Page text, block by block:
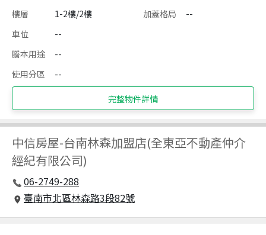
樓層
1-2樓/2樓 加蓋格局
--
車位
--
謄本用途
--
使用分區
--
完整物件詳情
中信房屋-台南林森加盟店(全東亞不動產仲介
經紀有限公司)
06-2749-288
臺南市北區林森路3段82號